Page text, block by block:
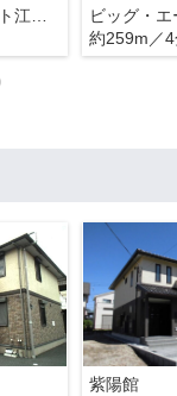
約259m／
紫陽館